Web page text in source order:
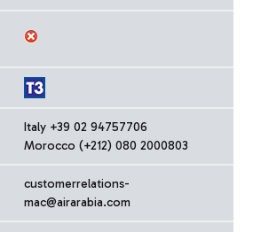
Italy +39 02 94757706
Morocco (+212) 080 2000803
customerrelations-
mac@airarabia.com